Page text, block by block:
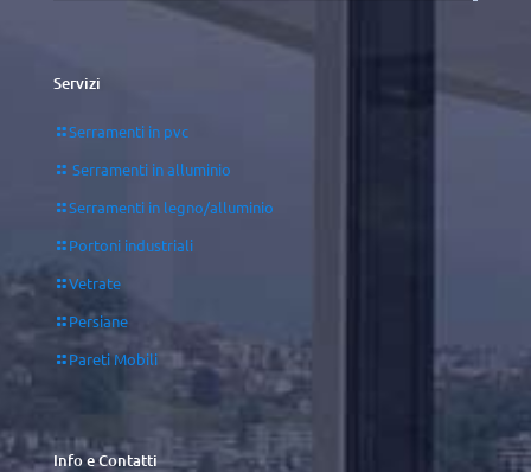
Servizi
Serramenti in pvc
Serramenti in alluminio
Serramenti in legno/alluminio
Portoni industriali
Vetrate
Persiane
Pareti Mobili
Info e Contatti